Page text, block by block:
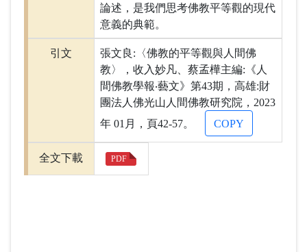
論述，是我們思考佛教平等觀的現代
意義的典範。
引文
張文良:〈佛教的平等觀與人間佛
教〉，收入妙凡、蔡孟樺主編:《人
間佛教學報‧藝文》第43期，高雄:財
團法人佛光山人間佛教研究院，2023
年 01月，頁42-57。
COPY
全文下載 PDF